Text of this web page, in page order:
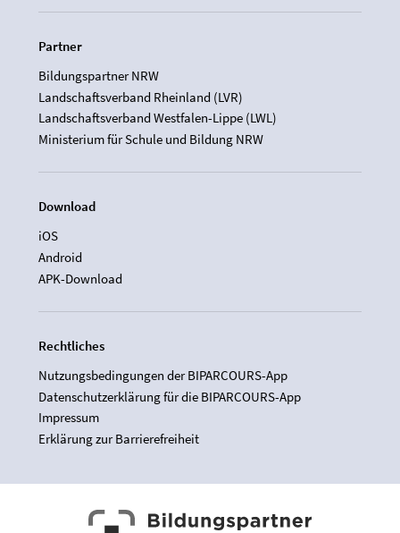
Partner
Bildungspartner NRW
Landschaftsverband Rheinland (LVR)
Landschaftsverband Westfalen-Lippe (LWL)
Ministerium für Schule und Bildung NRW
Download
iOS
Android
APK-Download
Rechtliches
Nutzungsbedingungen der BIPARCOURS-App
Datenschutzerklärung für die BIPARCOURS-App
Impressum
Erklärung zur Barrierefreiheit